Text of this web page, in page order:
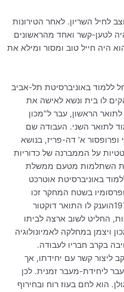
לחיל השריון. לאחר הטירונות
לטען-קשר ואחד מהראשונים
היה חייל טוב ומסור ומילא את
ללמוד באוניברסיטת תל-אביב
לו בית ונשא לאישה את
הראשון, עבר ל"מכון
לתואר השני. העבודה שם
א' דה-פריז, בנושא
על הממברנה של כדוריות
השתלמות מטעם ממשלת
באוניברסיטת אוטרכט
בשטח המחקר זכו
הוענק לו התואר דוקטור
החליט לשוב ארצה לביתו
ויצמן במחלקה לאמיונולוגיה
בקרב חבריו לעבודה.
ליצור קשר עם יחידתו, אך
ליחידת-מעבר זמנית. לכן
הוא לחם בעוז רוח ובחירוף